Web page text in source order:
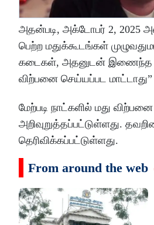
அதன்படி, அக்டோபர் 2, 2025
பெற்ற மதுக்கூடங்கள்
கடைகள், அதனுடன் இணைந்த
விற்பனை செய்யப்பட மாட்டாது”
மேற்படி நாட்களில் மது
அறிவுறுத்தப்பட்டுள்ளது.
தெரிவிக்கப்பட்டுள்ளது.
From around the web